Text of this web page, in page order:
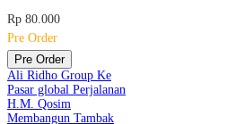
Rp 80.000
Pre Order
Pre Order
Ali Ridho Group Ke
Pasar global Perjalanan
H.M. Qosim
Membangun Tambak